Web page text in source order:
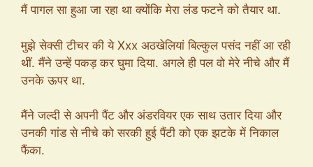
मैं पागल सा हुआ जा रहा था क्योंकि मेरा लंड फटने को तैयार था.
मुझे सेक्सी टीचर की ये Xxx अठखेलियां बिल्कुल पसंद नहीं आ रही
थीं. मैंने उन्हें पकड़ कर घुमा दिया. अगले ही पल वो मेरे नीचे और मैं
उनके ऊपर था.
मैंने जल्दी से अपनी पैंट और अंडरवियर एक साथ उतार दिया और
उनकी गांड से नीचे को सरकी हुई पैंटी को एक झटके में निकाल
फैंका.